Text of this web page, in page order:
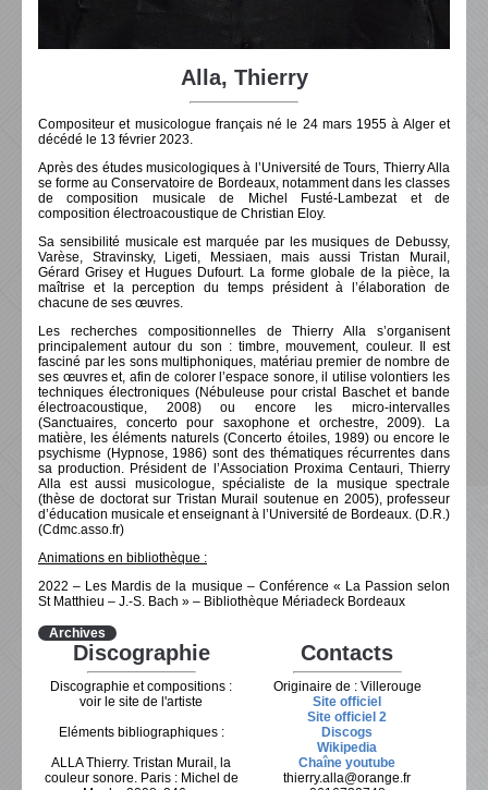
Alla, Thierry
Compositeur et musicologue français né le 24 mars 1955 à Alger et
décédé le 13 février 2023.
Après des études musicologiques à l’Université de Tours, Thierry Alla
se forme au Conservatoire de Bordeaux, notamment dans les classes
de composition musicale de Michel Fusté-Lambezat et de
composition électroacoustique de Christian Eloy.
Sa sensibilité musicale est marquée par les musiques de Debussy,
Varèse, Stravinsky, Ligeti, Messiaen, mais aussi Tristan Murail,
Gérard Grisey et Hugues Dufourt. La forme globale de la pièce, la
maîtrise et la perception du temps président à l’élaboration de
chacune de ses œuvres.
Les recherches compositionnelles de Thierry Alla s’organisent
principalement autour du son : timbre, mouvement, couleur. Il est
fasciné par les sons multiphoniques, matériau premier de nombre de
ses œuvres et, afin de colorer l’espace sonore, il utilise volontiers les
techniques électroniques (Nébuleuse pour cristal Baschet et bande
électroacoustique, 2008) ou encore les micro-intervalles
(Sanctuaires, concerto pour saxophone et orchestre, 2009). La
matière, les éléments naturels (Concerto étoiles, 1989) ou encore le
psychisme (Hypnose, 1986) sont des thématiques récurrentes dans
sa production. Président de l’Association Proxima Centauri, Thierry
Alla est aussi musicologue, spécialiste de la musique spectrale
(thèse de doctorat sur Tristan Murail soutenue en 2005), professeur
d’éducation musicale et enseignant à l’Université de Bordeaux. (D.R.)
(Cdmc.asso.fr)
Animations en bibliothèque :
2022 – Les Mardis de la musique – Conférence « La Passion selon
St Matthieu – J.-S. Bach » – Bibliothèque Mériadeck Bordeaux
Archives
Discographie
Discographie et compositions :
voir le site de l'artiste
Eléments bibliographiques :
ALLA Thierry. Tristan Murail, la
couleur sonore. Paris : Michel de
Contacts
Originaire de : Villerouge
Site officiel
Site officiel 2
Discogs
Wikipedia
Chaîne youtube
thierry.alla@orange.fr